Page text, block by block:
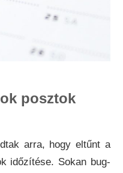
posztok
arra, hogy eltűnt a
időzítése. Sokan bug-